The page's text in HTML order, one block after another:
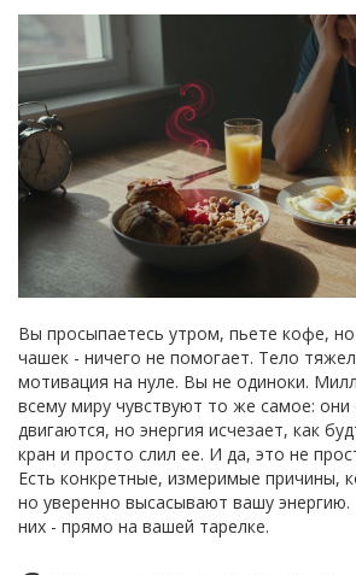
Вы просыпаетесь утром, пьете кофе,
чашек - ничего не помогает. Тело
мотивация на нуле. Вы не одиноки.
всему миру чувствуют то же самое: они
двигаются, но энергия исчезает, как
кран и просто слил ее. И да, это не
Есть конкретные, измеримые причины,
но уверенно высасывают вашу
них - прямо на вашей тарелке.